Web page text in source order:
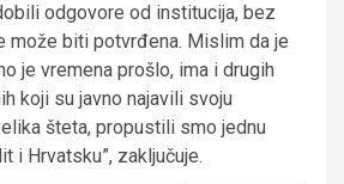
odgovore od institucija, bez
može biti potvrđena. Mislim da je
je vremena prošlo, ima i drugih
koji su javno najavili svoju
šteta, propustili smo jednu
i Hrvatsku”, zaključuje.